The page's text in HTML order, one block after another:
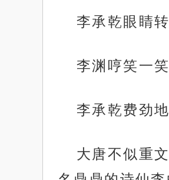
李承乾眼睛
李渊哼笑一
李承乾费劲
大唐不似重